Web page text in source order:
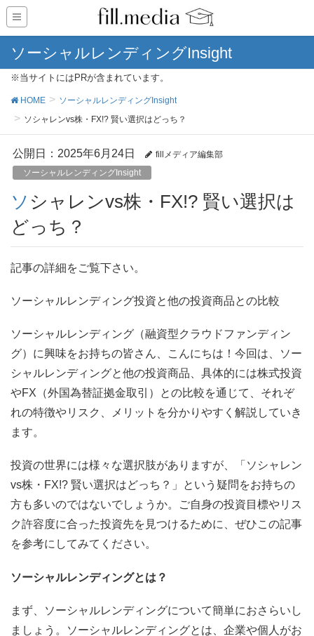
ソーシャルレンディングInsight
※当サイトにはPRが含まれています。
HOME
ソーシャルレンディングInsight
ソシャレンvs株・FX!? 賢い選択はどっち？
公開日： 2025年6月24日
fillメディア編集部
ソーシャルレンディングInsight
ソシャレンvs株・FX!? 賢い選択は
どっち？
記事の詳細をご覧下さい。
ソーシャルレンディング投資と他の投資商品との比較
ソーシャルレンディング（融資型クラウドファンディン
グ）に興味をお持ちの皆さん、こんにちは！今回は、ソー
シャルレンディングと他の投資商品、具体的には株式投資
やFX（外国為替証拠金取引）との比較を通じて、それぞ
れの特徴やリスク、メリットを分かりやすく解説していき
ます。
投資の世界には様々な選択肢がありますが、「ソシャレン
vs株・FX!? 賢い選択はどっち？」という疑問をお持ちの
方も多いのではないでしょうか。ご自身の投資目標やリス
ク許容度に合った投資先を見つけるために、ぜひこの記事
を参考にしてみてください。
ソーシャルレンディングとは？
まず、ソーシャルレンディングについて簡単におさらいし
ましょう。ソーシャルレンディングとは、企業や個人がお